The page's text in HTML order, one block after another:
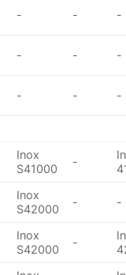
- - -
- - -
- - -
Inox
S41000
-
Inox
S42000
- -
Inox
S42000
-